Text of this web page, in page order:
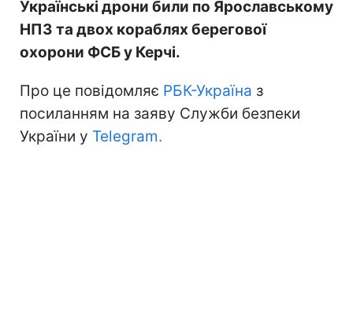
Українські дрони били по Ярославському
НПЗ та двох кораблях берегової
охорони ФСБ у Керчі.
Про це повідомляє РБК-Україна з
посиланням на заяву Служби безпеки
України у Telegram.